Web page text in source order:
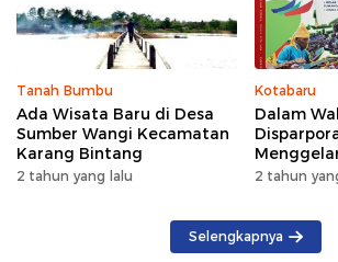
Tanah Bumbu
Ada Wisata Baru di Desa
Sumber Wangi Kecamatan
Karang Bintang
2 tahun yang lalu
Kotabaru
Dalam
Saijaan
2 tahun
Selengkapnya